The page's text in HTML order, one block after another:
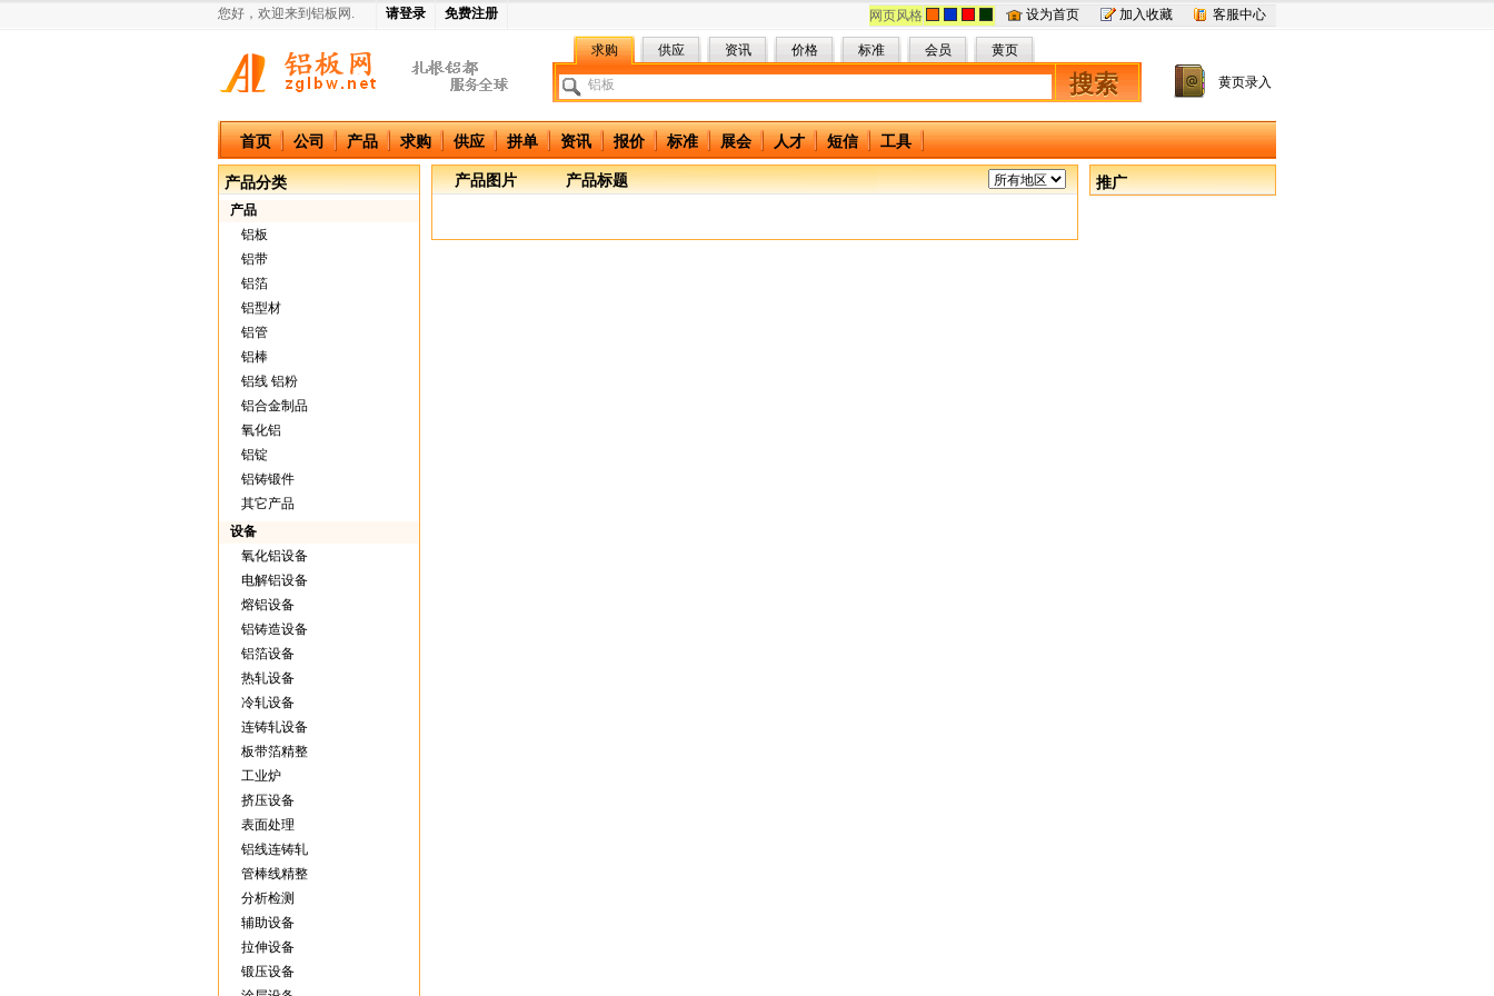
您好，欢迎来到铝板网. 请登录 免费注册 设为首页 加入收藏 客服中心
网页风格
中国铝板网
求购 供应 资讯 价格 标准 会员 黄页
搜索 黄页录入
首页 公司 产品 求购 供应 拼单 资讯 报价 标准 展会 人才 短信 工具
产品分类
产品
铝板
铝带
铝箔
铝型材
铝管
铝棒
铝线 铝粉
铝合金制品
氧化铝
铝锭
铝铸锻件
其它产品
设备
氧化铝设备
电解铝设备
熔铝设备
铝铸造设备
铝箔设备
热轧设备
冷轧设备
连铸轧设备
板带箔精整
工业炉
挤压设备
表面处理
铝线连铸轧
管棒线精整
分析检测
辅助设备
拉伸设备
锻压设备
产品图片 产品标题 推广